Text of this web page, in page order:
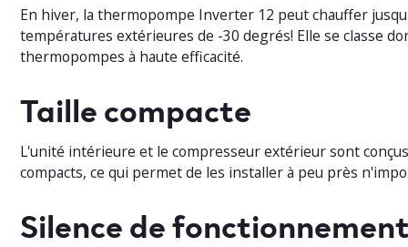
En hiver, la thermopompe Inverter 12 peut chauffer
températures extérieures de -30 degrés! Elle se classe
thermopompes à haute efficacité.
Taille compacte
L'unité intérieure et le compresseur extérieur sont
compacts, ce qui permet de les installer à peu près
Silence de